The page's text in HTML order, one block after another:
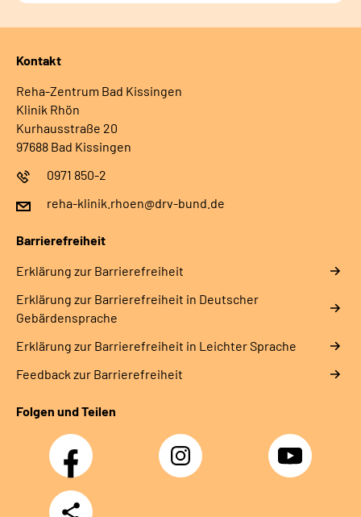
Kontakt
Reha-Zentrum Bad Kissingen
Klinik Rhön
Kurhausstraße 20
97688 Bad Kissingen
0971 850-2
reha-klinik.rhoen@drv-bund.de
Barrierefreiheit
Erklärung zur Barrierefreiheit
Erklärung zur Barrierefreiheit in Deutscher
Gebärdensprache
Erklärung zur Barrierefreiheit in Leichter Sprache
Feedback zur Barrierefreiheit
Folgen und Teilen
Facebook Instagram YouTube
Teilen